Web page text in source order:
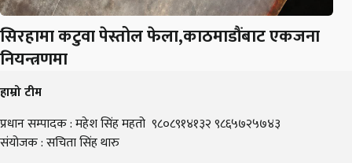
सिरहामा कटुवा पेस्तोल फेला,काठमाडौंबाट एकजना
नियन्त्रणमा
हाम्रो टीम
प्रधान सम्पादक : महेश सिंह महतो ९८०८९१४१३२ ९८६५७२५७४३
संयोजक : सचिता सिंह थारु